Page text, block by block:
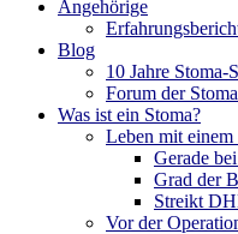
Angehörige
Blog
10 Jahre Stoma-
Forum der
Was ist ein Stoma?
Leben mit einem
Gerade
Grad der
Streikt
Vor der